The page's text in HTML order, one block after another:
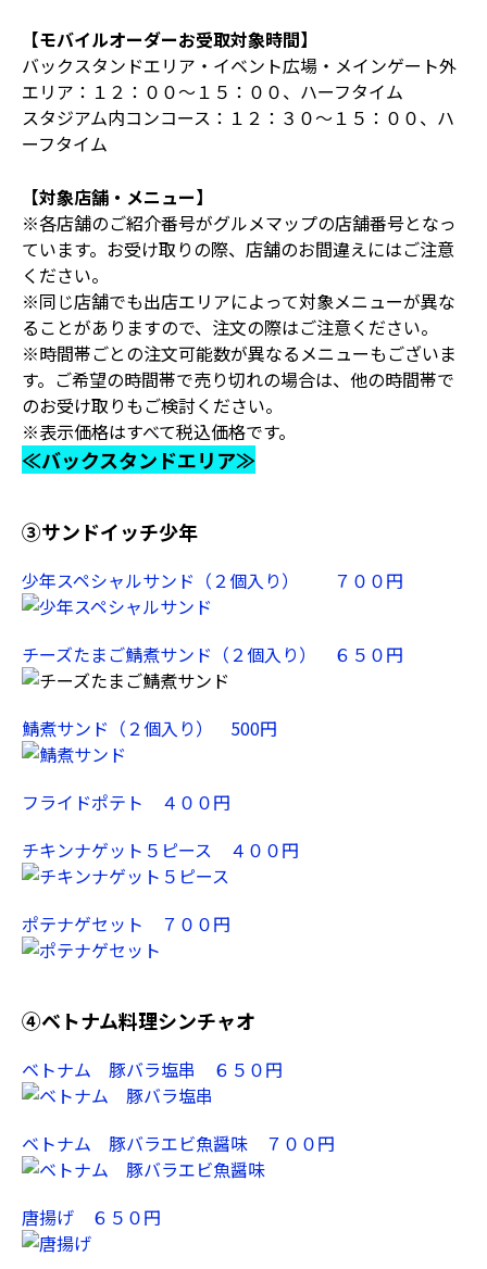
【モバイルオーダーお受取対象時間】
バックスタンドエリア・イベント広場・メインゲート外
エリア：１２：００～１５：００、ハーフタイム
スタジアム内コンコース：１２：３０～１５：００、ハ
ーフタイム
【対象店舗・メニュー】
※各店舗のご紹介番号がグルメマップの店舗番号となっ
ています。お受け取りの際、店舗のお間違えにはご注意
ください。
※同じ店舗でも出店エリアによって対象メニューが異な
ることがありますので、注文の際はご注意ください。
※時間帯ごとの注文可能数が異なるメニューもございま
す。ご希望の時間帯で売り切れの場合は、他の時間帯で
のお受け取りもご検討ください。
※表示価格はすべて税込価格です。
≪バックスタンドエリア≫
③サンドイッチ少年
少年スペシャルサンド（２個入り） ７００円
チーズたまご鯖煮サンド（２個入り） ６５０円
鯖煮サンド（２個入り） 500円
フライドポテト ４００円
チキンナゲット５ピース ４００円
ポテナゲセット ７００円
➃ベトナム料理シンチャオ
ベトナム 豚バラ塩串 ６５０円
ベトナム 豚バラエビ魚醤味 ７００円
唐揚げ ６５０円